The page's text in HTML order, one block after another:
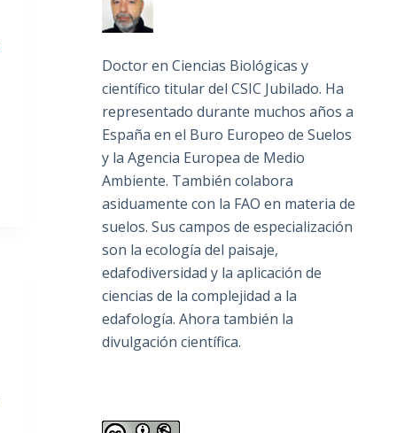
Doctor en Ciencias Biológicas y
científico titular del CSIC Jubilado. Ha
representado durante muchos años a
España en el Buro Europeo de Suelos
y la Agencia Europea de Medio
Ambiente. También colabora
asiduamente con la FAO en materia de
suelos. Sus campos de especialización
son la ecología del paisaje,
edafodiversidad y la aplicación de
ciencias de la complejidad a la
edafología. Ahora también la
divulgación científica.